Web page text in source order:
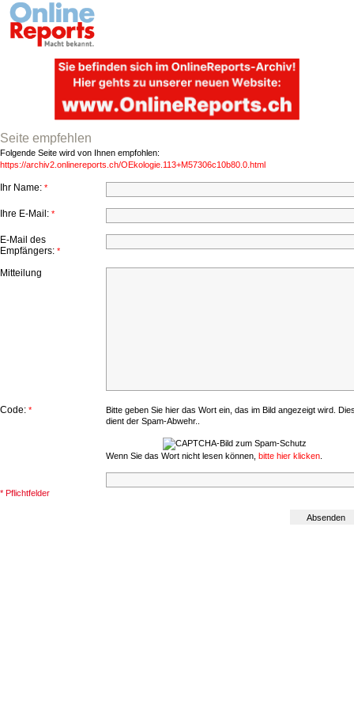
Seite empfehlen
Folgende Seite wird von Ihnen empfohlen:
https://archiv2.onlinereports.ch/OEkologie.113+M57306c10b80.0.html
Ihr Name: *
Ihre E-Mail: *
E-Mail des
Empfängers: *
Mitteilung
Code: *
Bitte geben Sie hier das Wort ein, das im Bild angezeigt wird.
dient der Spam-Abwehr..
Wenn Sie das Wort nicht lesen können, bitte hier klicken
* Pflichtfelder